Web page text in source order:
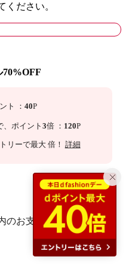
ください。
70%OFF
ト ： 40P
ポイント 3倍 ： 120P
トリーで最大 倍！ 詳細
のお支払いで